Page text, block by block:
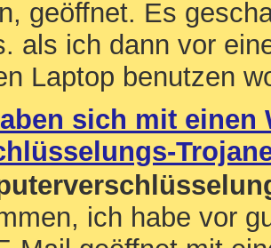
geöffnet. Es
als ich dann vor
Laptop benutzen
sich mit einen
ich habe vor